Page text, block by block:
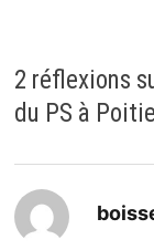
2 réflexions
du PS à